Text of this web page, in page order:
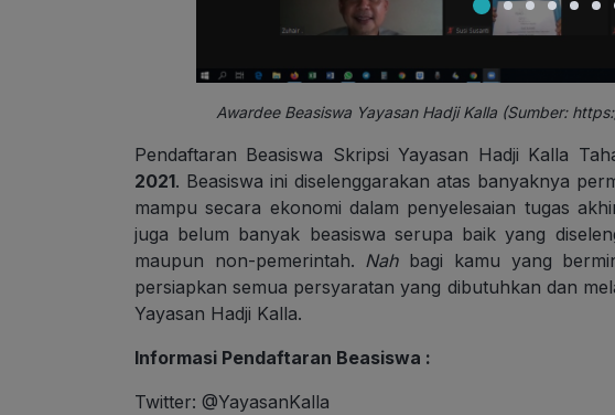
Awardee Beasiswa Yayasan Hadji Kalla (Sumber:
Pendaftaran Beasiswa Skripsi Yayasan Hadji Kalla
2021. Beasiswa ini diselenggarakan atas banyaknya
mampu secara ekonomi dalam penyelesaian tugas
juga belum banyak beasiswa serupa baik yang
maupun non-pemerintah. Nahbagi kamu yang
persiapkan semua persyaratan yang dibutuhkan dan
Yayasan Hadji Kalla.
Informasi Pendaftaran Beasiswa :
Twitter: @YayasanKalla